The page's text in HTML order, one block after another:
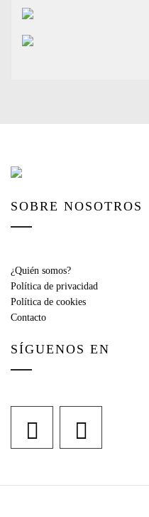
SOBRE NOSOTROS
¿Quién somos?
Política de privacidad
Política de cookies
Contacto
SÍGUENOS EN